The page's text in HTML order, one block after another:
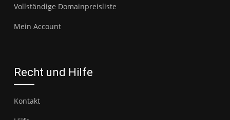
Vollständige Domainpreisliste
Mein Account
Recht und Hilfe
Kontakt